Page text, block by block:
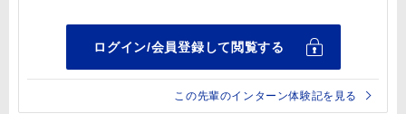
この先輩のインターン体験記を見る